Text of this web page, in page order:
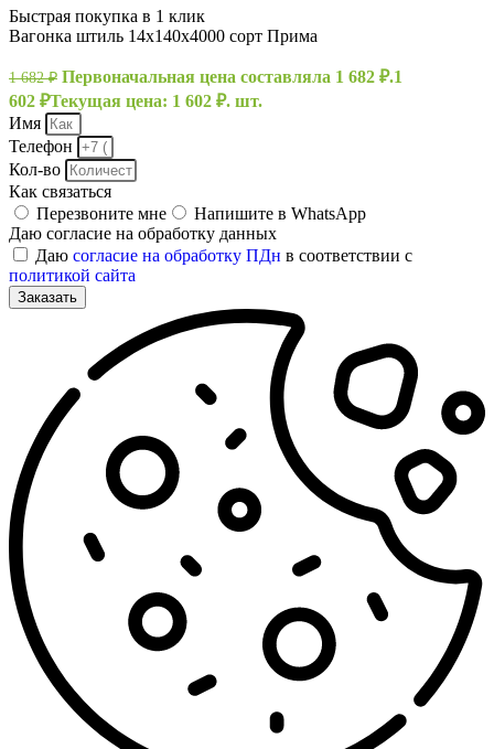
Быстрая покупка в 1 клик
Вагонка штиль 14х140х4000 сорт Прима
1 682₽ Первоначальная цена составляла 1 682 ₽.1
602 ₽Текущая цена: 1 602 ₽. шт.
Имя
Телефон
Кол-во
Как связаться
Перезвоните мне
Напишите в WhatsApp
Даю согласие на обработку данных
Даю согласие на обработку ПДн в соответствии с
политикой сайта
Заказать